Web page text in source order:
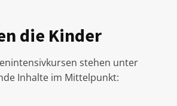
die Kinder
stehen unter
Inhalte im Mittelpunkt: